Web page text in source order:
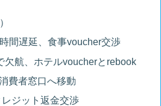
間遅延、食事voucher交渉
欠航、ホテルvoucherとrebook
費者窓口へ移動
ジット返金交渉